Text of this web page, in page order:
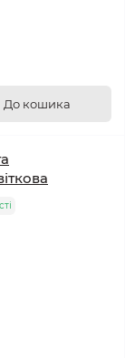
До кошика